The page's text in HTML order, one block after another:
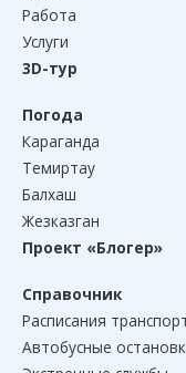
Работа
Услуги
3D-тур
Погода
Караганда
Темиртау
Балхаш
Жезказган
Проект «Блогер»
Справочник
Расписания
Автобусные